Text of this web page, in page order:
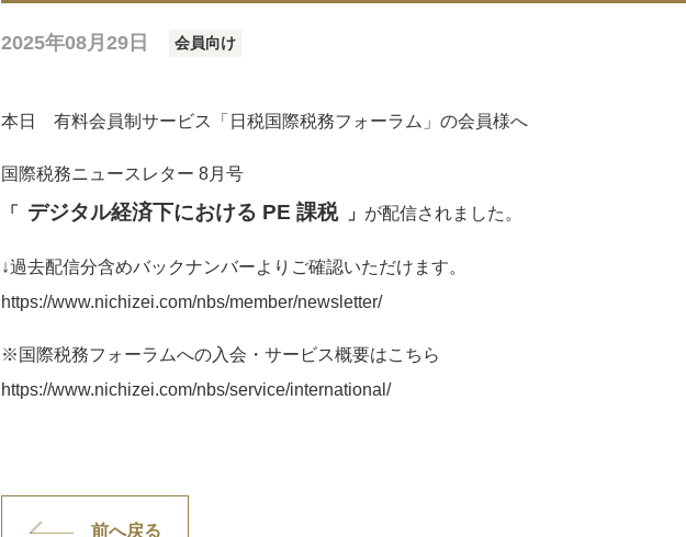
2025年08月29日 会員向け
本日 有料会員制サービス「日税国際税務フォーラム」の会員様へ
国際税務ニュースレター 8月号
「 デジタル経済下における PE 課税」 が配信されました。
↓過去配信分含めバックナンバーよりご確認いただけます。
https://www.nichizei.com/nbs/member/newsletter/
※国際税務フォーラムへの入会・サービス概要はこちら
https://www.nichizei.com/nbs/service/international/
前へ戻る